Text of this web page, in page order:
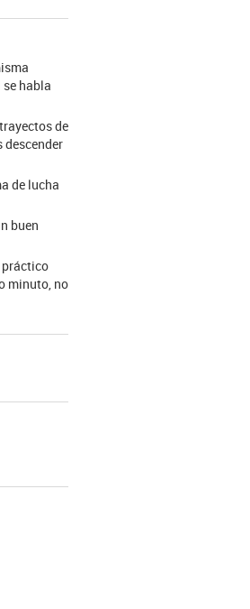
habla
de
de lucha
buen
práctico
minuto, no